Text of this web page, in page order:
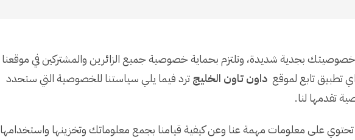
بجدية شديدة، وتلتزم بحماية خصوصية جميع الزائرين والمشتركين في موقعنا
داون تاون الخليجترد فيما يلي سياستنا للخصوصية التي ستحدد
تقدمها لنا.
تحتوي على معلومات مهمة عنا وعن كيفية قيامنا بجمع معلوماتك وتخزينها واستخدامها